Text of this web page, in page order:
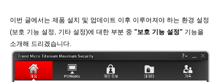
이번 글에서는 제품 설치 및 업데이트 이후 이루어져야 하는 환경 설정
(보호 기능 설정, 기타 설정)에 대한 부분 중 "보호 기능 설정" 기능을
소개해 드리겠습니다.